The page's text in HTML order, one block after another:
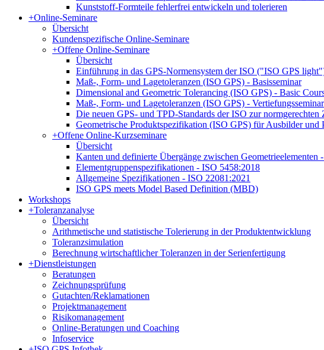
Kunststoff-Formteile fehlerfrei entwickeln und tolerieren
+Online-Seminare
Übersicht
Kundenspezifische Online-Seminare
+Offene Online-Seminare
Übersicht
Einführung in das GPS-Normensystem der ISO ("ISO GPS
Maß-, Form- und Lagetoleranzen (ISO GPS) - Basisseminar
Dimensional and Geometric Tolerancing (ISO GPS) - Basic
Maß-, Form- und Lagetoleranzen (ISO GPS) - Vertiefungsseminar
Die neuen GPS- und TPD-Standards der ISO zur normgerechten
Geometrische Produktspezifikation (ISO GPS) für Ausbilder und
+Offene Online-Kurzseminare
Übersicht
Kanten und definierte Übergänge zwischen
Elementgruppenspezifikationen - ISO 5458:2018
Allgemeine Spezifikationen - ISO 22081:2021
ISO GPS meets Model Based Definition (MBD)
Workshops
+Toleranzanalyse
Übersicht
Arithmetische und statistische Tolerierung in der Produktentwicklung
Toleranzsimulation
Berechnung wirtschaftlicher Toleranzen in der Serienfertigung
+Dienstleistungen
Beratungen
Zeichnungsprüfung
Gutachten/Reklamationen
Projektmanagement
Risikomanagement
Online-Beratungen und Coaching
Infoservice